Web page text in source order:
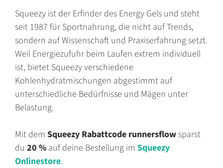
Squeezy ist der Erfinder des Energy Gels und steht
seit 1987 für Sportnahrung, die nicht auf Trends,
sondern auf Wissenschaft und Praxiserfahrung setzt.
Weil Energiezufuhr beim Laufen extrem individuell
ist, bietet Squeezy verschiedene
Kohlenhydratmischungen abgestimmt auf
unterschiedliche Bedürfnisse und Mägen unter
Belastung.
Mit dem Squeezy Rabattcode runnersflow sparst
du 20 % auf deine Bestellung im Squeezy
Onlinestore.